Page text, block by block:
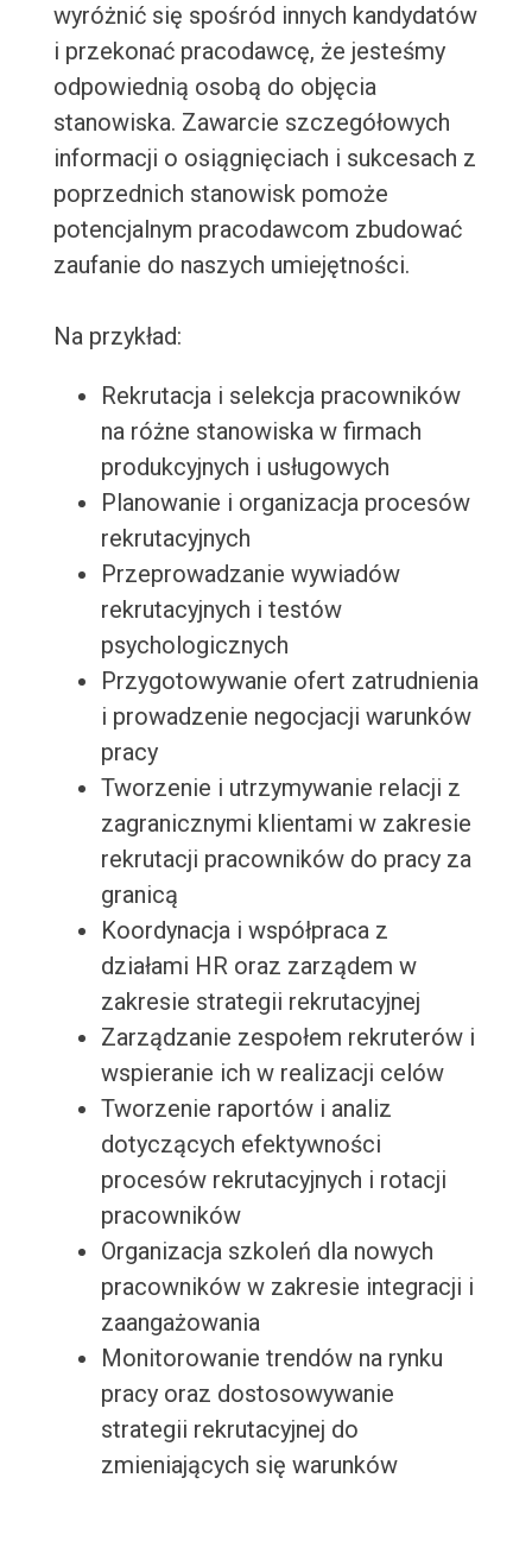
wyróżnić się spośród innych kandydatów
i przekonać pracodawcę, że jesteśmy
odpowiednią osobą do objęcia
stanowiska. Zawarcie szczegółowych
informacji o osiągnięciach i sukcesach z
poprzednich stanowisk pomoże
potencjalnym pracodawcom zbudować
zaufanie do naszych umiejętności.
Na przykład:
Rekrutacja i selekcja pracowników
na różne stanowiska w firmach
produkcyjnych i usługowych
Planowanie i organizacja procesów
rekrutacyjnych
Przeprowadzanie wywiadów
rekrutacyjnych i testów
psychologicznych
Przygotowywanie ofert zatrudnienia
i prowadzenie negocjacji warunków
pracy
Tworzenie i utrzymywanie relacji z
zagranicznymi klientami w zakresie
rekrutacji pracowników do pracy za
granicą
Koordynacja i współpraca z
działami HR oraz zarządem w
zakresie strategii rekrutacyjnej
Zarządzanie zespołem rekruterów i
wspieranie ich w realizacji celów
Tworzenie raportów i analiz
dotyczących efektywności
procesów rekrutacyjnych i rotacji
pracowników
Organizacja szkoleń dla nowych
pracowników w zakresie integracji i
zaangażowania
Monitorowanie trendów na rynku
pracy oraz dostosowywanie
strategii rekrutacyjnej do
zmieniających się warunków